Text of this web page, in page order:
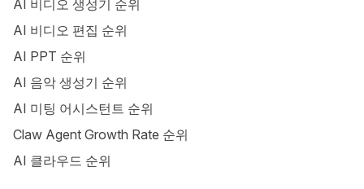
AI 비디오 생성기 순위
AI 비디오 편집 순위
AI PPT 순위
AI 음악 생성기 순위
AI 미팅 어시스턴트 순위
Claw Agent Growth Rate 순위
AI 클라우드 순위